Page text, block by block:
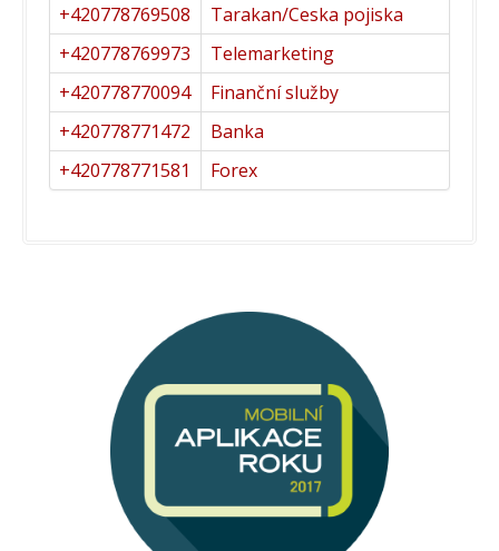
+420778769508
Tarakan/Ceska pojiska
+420778769973
Telemarketing
+420778770094
Finanční služby
+420778771472
Banka
+420778771581
Forex